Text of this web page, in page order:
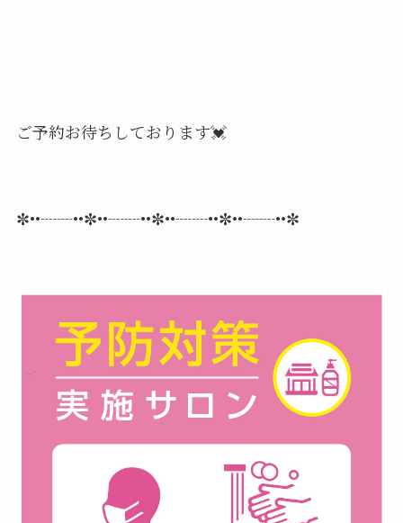
ご予約お待ちしております💓
✼••┈┈••✼••┈┈••✼••┈┈••✼••┈┈••✼